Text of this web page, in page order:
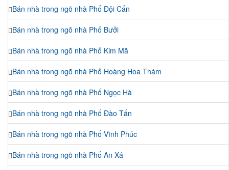
Bán nhà trong ngõ nhà Phố Đội Cấn
Bán nhà trong ngõ nhà Phố Bưởi
Bán nhà trong ngõ nhà Phố Kim Mã
Bán nhà trong ngõ nhà Phố Hoàng Hoa Thám
Bán nhà trong ngõ nhà Phố Ngọc Hà
Bán nhà trong ngõ nhà Phố Đào Tấn
Bán nhà trong ngõ nhà Phố Vĩnh Phúc
Bán nhà trong ngõ nhà Phố An Xá